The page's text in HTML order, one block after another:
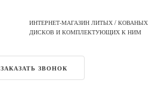
ИНТЕРНЕТ-МАГАЗИН ЛИТЫХ / КОВАНЫХ
ДИСКОВ И КОМПЛЕКТУЮЩИХ К НИМ
ЗАКАЗАТЬ ЗВОНОК